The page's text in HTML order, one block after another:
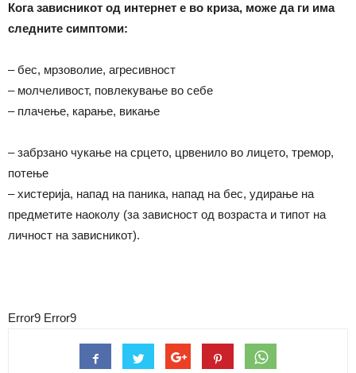
Кога зависникот од интернет е во криза, може да ги има
следните симптоми:
– бес, мрзоволие, агресивност
– молчеливост, повлекување во себе
– плачење, карање, викање
– забрзано чукање на срцето, црвенило во лицето, тремор,
потење
– хистерија, напад на паника, напад на бес, удирање на
предметите наоколу (за зависност од возраста и типот на
личност на зависникот).
Error9 Error9